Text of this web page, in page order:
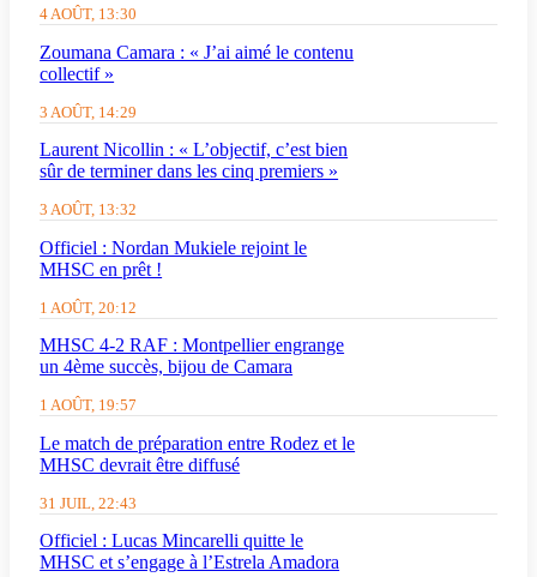
4 AOÛT, 13:30
Zoumana Camara : « J’ai aimé le contenu
collectif »
3 AOÛT, 14:29
Laurent Nicollin : « L’objectif, c’est bien
sûr de terminer dans les cinq premiers »
3 AOÛT, 13:32
Officiel : Nordan Mukiele rejoint le
MHSC en prêt !
1 AOÛT, 20:12
MHSC 4-2 RAF : Montpellier engrange
un 4ème succès, bijou de Camara
1 AOÛT, 19:57
Le match de préparation entre Rodez et le
MHSC devrait être diffusé
31 JUIL, 22:43
Officiel : Lucas Mincarelli quitte le
MHSC et s’engage à l’Estrela Amadora